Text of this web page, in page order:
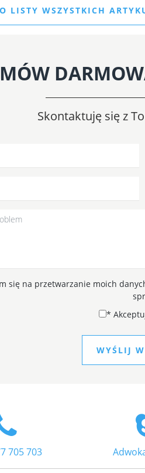
LISTY WSZYSTKICH
Skontaktuję się z
się na przetwarzanie moich
*
WYŚLIJ
705 703